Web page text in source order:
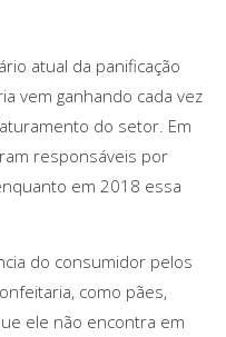
atual da panificação
vem ganhando cada vez
do setor. Em
responsáveis por
em 2018 essa
do consumidor pelos
como pães,
ele não encontra em